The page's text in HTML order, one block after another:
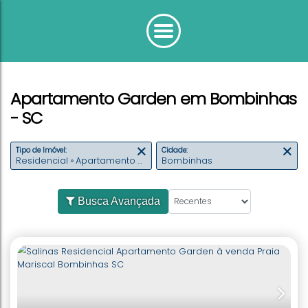
Apartamento Garden em Bombinhas
- SC
Tipo de Imóvel: Cidade:
Busca Avançada